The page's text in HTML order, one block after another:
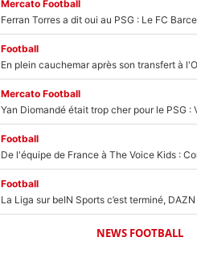
Mercato Football
Football
Mercato Football
Football
Football
NEWS FOOTBALL